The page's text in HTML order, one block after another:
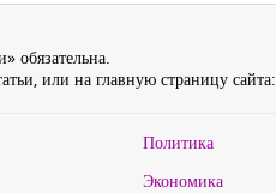
обязательна.
или на главную страницу сайта:
Политика
Экономика